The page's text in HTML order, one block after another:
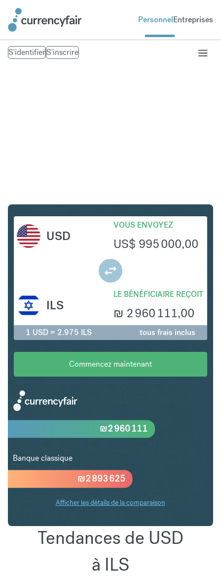
PersonnelEntreprises
S'identifierS'inscrire
USD
VOUS ENVOYEZ
US$ 995 000,00
LE BÉNÉFICIAIRE REÇOIT
₪ 2 960 111,00
ILS
1 USD = 2.975 ILS tous frais inclus
Commencez maintenant
₪2 893 625
₪2 960 111
Banque classique
Afficher les détails de la comparaison
Tendances de USD
à ILS